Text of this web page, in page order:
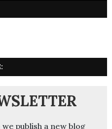
publish a new blog